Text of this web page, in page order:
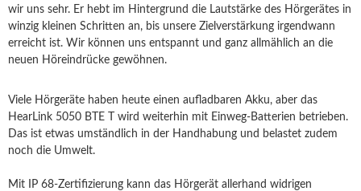
wir uns sehr. Er hebt im Hintergrund die Lautstärke des Hörgerätes in
winzig kleinen Schritten an, bis unsere Zielverstärkung irgendwann
erreicht ist. Wir können uns entspannt und ganz allmählich an die
neuen Höreindrücke gewöhnen.
Viele Hörgeräte haben heute einen aufladbaren Akku, aber das
HearLink 5050 BTE T wird weiterhin mit Einweg-Batterien betrieben.
Das ist etwas umständlich in der Handhabung und belastet zudem
noch die Umwelt.
Mit IP 68-Zertifizierung kann das Hörgerät allerhand widrigen